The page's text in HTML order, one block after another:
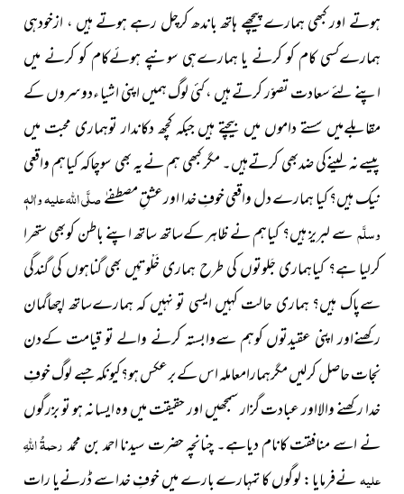
ہوتے اور کبھی ہمارے پیچھے ہاتھ باندھ کرچل رہے ہوتے ہیں ، ازخودہی
ہمارےکسی کام کو کرنے یا ہمارےہی سونپے ہوئےکام کو کرنے میں
اپنے لئے سعادت تصوّر کرتے ہیں ، کئی لوگ ہمیں اپنی اشیا ءدوسروں کے
مقابلےمیں سستے داموں میں بیچتے ہیں جبکہ کچھ دکاندار توہماری محبت میں
پیسےنہ لینےکی ضدبھی کرتےہیں۔ مگر کبھی ہم نےیہ بھی سوچاکہ کیاہم واقعی
نیک ہیں؟ کیا ہمارے دل واقعی خوفِ خدا اورعشقِ مصطفےٰصلَّی اللہ علیہ واٰلہٖ
وسلَّمسے لبریز ہیں؟ کیاہم نے ظاہر کےساتھ ساتھ اپنے باطن کوبھی ستھرا
کرلیا ہے؟ کیاہماری جَلوتوں کی طرح ہماری خَلْوتِیں بھی گناہوں کی گندگی
سےپاک ہیں؟ ہماری حالت کہیں ایسی تو نہیں کہ ہمارےساتھ اچھاگمان
رکھنےاور اپنی عقیدتوں کوہم سےوابستہ کرنے والے تو قیامت کےدن
نجات حاصل کرلیں مگرہمارامعاملہ اس کے برعکس ہو؟کیونکہ جسے لوگ خوفِ
خدا رکھنے والااور عبادت گزار سمجھیں اور حقیقت میں وہ ایسانہ ہو تو بزرگوں
نے اسے منافقت کانام دیاہے۔ چنانچہ حضرت سیدنا احمد بن محمدرحمۃُ اللہِ
علیہنےفرمایا : لوگوں کا تمہارے بارے میں خوفِ خدا سے ڈرنےیا رات